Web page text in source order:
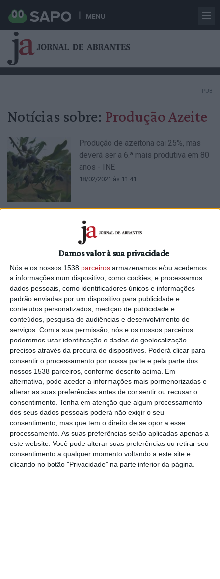
Damos valor à sua privacidade
Nós e os nossos 1538 parceiros armazenamos e/ou acedemos
a informações num dispositivo, como cookies, e processamos
dados pessoais, como identificadores únicos e informações
padrão enviadas por um dispositivo para publicidade e
conteúdos personalizados, medição de publicidade e
conteúdos, pesquisa de audiências e desenvolvimento de
serviços. Com a sua permissão, nós e os nossos parceiros
poderemos usar identificação e dados de geolocalização
precisos através da procura de dispositivos. Poderá clicar para
consentir o processamento por nossa parte e pela parte dos
nossos 1538 parceiros, conforme descrito acima. Em
alternativa, pode aceder a informações mais pormenorizadas e
alterar as suas preferências antes de consentir ou recusar o
consentimento. Tenha em atenção que algum processamento
dos seus dados pessoais poderá não exigir o seu
consentimento, mas que tem o direito de se opor a esse
processamento. As suas preferências serão aplicadas apenas a
este website. Você pode alterar suas preferências ou retirar seu
consentimento a qualquer momento voltando a este site e
clicando no botão "Privacidade" na parte inferior da página.
MENU
PUB
Notícias sobre: Produção Azeite
Produção de azeitona cai 25%, mas
deverá ser a 6.ª mais produtiva em 80
anos - INE
18/02/2021 às 11:41
A rádio
como você gosta